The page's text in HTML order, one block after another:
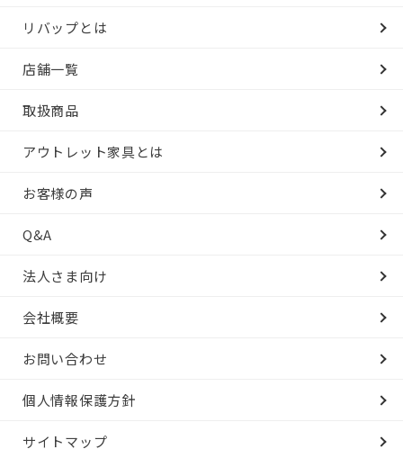
リバップとは
店舗一覧
取扱商品
アウトレット家具とは
お客様の声
Q&A
法人さま向け
会社概要
お問い合わせ
個人情報保護方針
サイトマップ